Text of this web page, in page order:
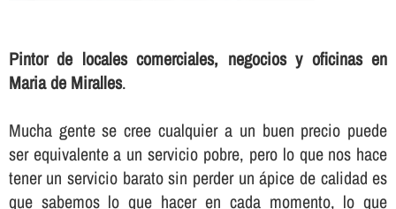
Pintor de locales comerciales, negocios y oficinas en
Maria de Miralles.
Mucha gente se cree cualquier a un buen precio puede
ser equivalente a un servicio pobre, pero lo que nos hace
tener un servicio barato sin perder un ápice de calidad es
que sabemos lo que hacer en cada momento, lo que